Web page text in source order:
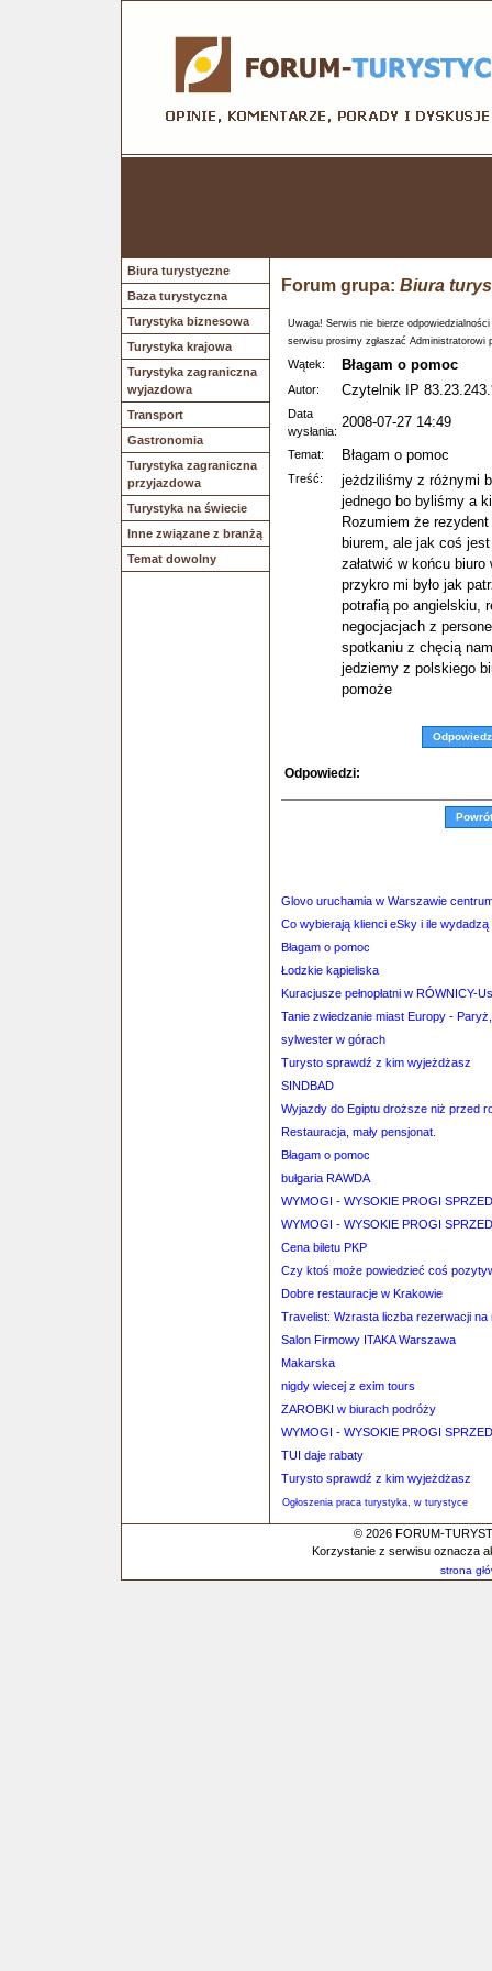
Biura turystyczne
Baza turystyczna
Turystyka biznesowa
Turystyka krajowa
Turystyka zagraniczna
wyjazdowa
Transport
Gastronomia
Turystyka zagraniczna
przyjazdowa
Turystyka na świecie
Inne związane z branżą
Temat dowolny
Forum grupa: Biura
Uwaga! Serwis nie bierze
serwisu prosimy zgłaszać Administratorowi
Wątek: Błagam o pomoc
Autor: Czytelnik IP
Data
wysłania:
2008-07-27 14:49
Temat: Błagam o pomoc
Treść:
jeżdziliśmy z różnymi
jednego bo byliśmy a
Rozumiem że
biurem, ale jak coś
załatwić w końcu
przykro mi było jak
potrafią po angielskiu,
negocjacjach z
spotkaniu z chęcią
jedziemy z polskiego
pomoże
Odpowiedz
Odpowiedzi:
Glovo uruchamia w Warszawie
Co wybierają klienci eSky i ile
Błagam o pomoc
Łodzkie kąpieliska
Kuracjusze pełnopłatni w RÓWNICY-
Tanie zwiedzanie miast Europy -
sylwester w górach
Turysto sprawdź z kim wyjeżdżasz
SINDBAD
Wyjazdy do Egiptu droższe niż przed
Restauracja, mały pensjonat.
Błagam o pomoc
bułgaria RAWDA
WYMOGI - WYSOKIE PROGI
WYMOGI - WYSOKIE PROGI
Cena biletu PKP
Czy ktoś może powiedzieć coś
Dobre restauracje w Krakowie
Travelist: Wzrasta liczba rezerwacji
Salon Firmowy ITAKA Warszawa
Makarska
nigdy wiecej z exim tours
ZAROBKI w biurach podróży
WYMOGI - WYSOKIE PROGI
TUI daje rabaty
Turysto sprawdź z kim wyjeżdżasz
Ogłoszenia praca turystyka, w turystyce
© 2026 FORUM-
Korzystanie z serwisu oznacza
strona